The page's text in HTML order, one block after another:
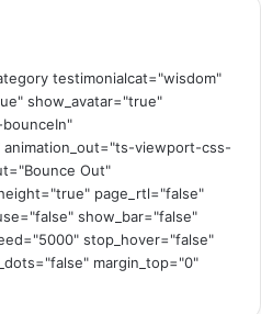
testimonialcat="wisdom"
show_avatar="true"
animation_out="ts-viewport-css-
Out"
page_rtl="false"
show_bar="false"
stop_hover="false"
margin_top="0"